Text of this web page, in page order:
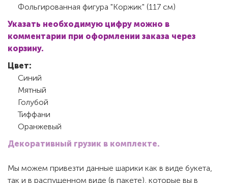
Фольгированная фигура "Коржик" (117 см)
Указать необходимую цифру можно в
комментарии при оформлении заказа через
корзину.
Цвет:
Синий
Мятный
Голубой
Тиффани
Оранжевый
Декоративный грузик в комплекте.
Мы можем привезти данные шарики как в виде букета,
так и в распущенном виде (в пакете), которые вы в